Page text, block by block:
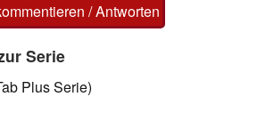
/ Antworten
Serie
Plus Serie)